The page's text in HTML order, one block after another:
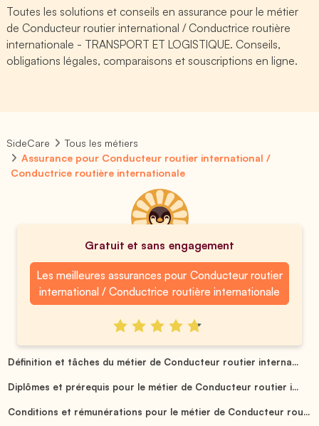
Toutes les solutions et conseils en assurance pour le métier
de Conducteur routier international / Conductrice routière
internationale - TRANSPORT ET LOGISTIQUE. Conseils,
obligations légales, comparaisons et souscriptions en ligne.
SideCare
Tous les métiers
Assurance pour Conducteur routier international /
Conductrice routière internationale
Gratuit et sans engagement
Les meilleures assurances pour Conducteur routier
international / Conductrice routière internationale
Définition et tâches du métier de Conducteur routier interna...
Diplômes et prérequis pour le métier de Conducteur routier i...
Conditions et rémunérations pour le métier de Conducteur rou...